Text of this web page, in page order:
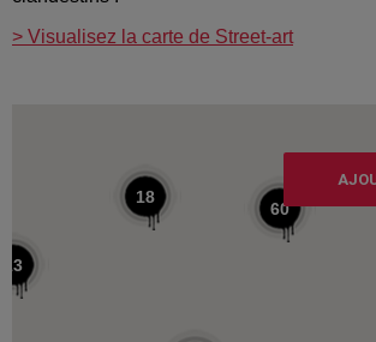
> Visualisez la carte de Street-art